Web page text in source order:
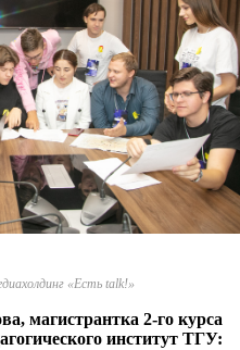
«Есть talk!»
магистрантка 2-го курса
институт ТГУ: